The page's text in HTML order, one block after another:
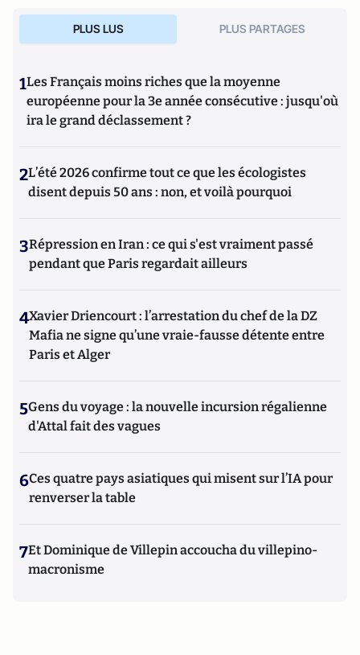
PLUS LUS PLUS PARTAGES
1Les Français moins riches que la moyenne
européenne pour la 3e année consécutive : jusqu'où
ira le grand déclassement ?
2L’été 2026 confirme tout ce que les écologistes
disent depuis 50 ans : non, et voilà pourquoi
3Répression en Iran : ce qui s'est vraiment passé
pendant que Paris regardait ailleurs
4Xavier Driencourt : l’arrestation du chef de la DZ
Mafia ne signe qu’une vraie-fausse détente entre
Paris et Alger
5Gens du voyage : la nouvelle incursion régalienne
d'Attal fait des vagues
6Ces quatre pays asiatiques qui misent sur l’IA pour
renverser la table
7Et Dominique de Villepin accoucha du villepino-
macronisme